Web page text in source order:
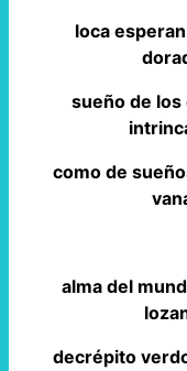
loca
sueño de
como de
alma del
decrépito